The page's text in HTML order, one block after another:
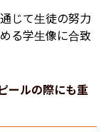
じて生徒の努力
る学生像に合致
ールの際にも重